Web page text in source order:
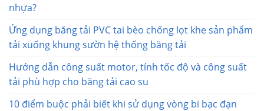
nhựa?
Ứng dụng băng tải PVC tai bèo chống lọt khe sản phẩm
tải xuống khung sườn hệ thống băng tải
Hướng dẫn công suất motor, tính tốc độ và công suất
tải phù hợp cho băng tải cao su
10 điểm buộc phải biết khi sử dụng vòng bi bạc đạn